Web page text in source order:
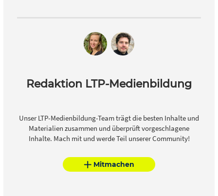
Redaktion LTP-Medienbildung
Unser LTP-Medienbildung-Team trägt die besten Inhalte und
Materialien zusammen und überprüft vorgeschlagene
Inhalte. Mach mit und werde Teil unserer Community!
Mitmachen